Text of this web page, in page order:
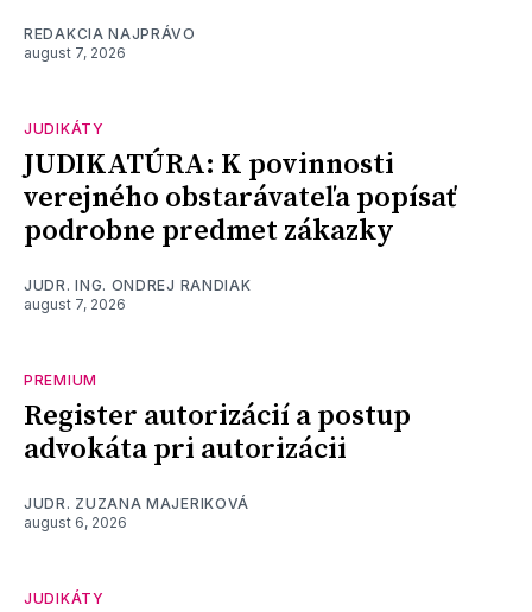
REDAKCIA NAJPRÁVO
august 7, 2026
JUDIKÁTY
JUDIKATÚRA: K povinnosti
verejného obstarávateľa popísať
podrobne predmet zákazky
JUDR. ING. ONDREJ RANDIAK
august 7, 2026
PREMIUM
Register autorizácií a postup
advokáta pri autorizácii
JUDR. ZUZANA MAJERIKOVÁ
august 6, 2026
JUDIKÁTY